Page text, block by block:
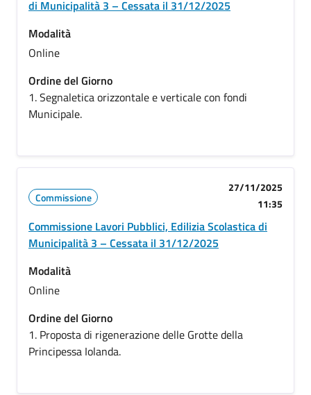
di Municipalità 3 – Cessata il 31/12/2025
Modalità
Online
Ordine del Giorno
1. Segnaletica orizzontale e verticale con fondi
Municipale.
Commissione
27/11/2025
11:35
Commissione Lavori Pubblici, Edilizia Scolastica di
Municipalità 3 – Cessata il 31/12/2025
Modalità
Online
Ordine del Giorno
1. Proposta di rigenerazione delle Grotte della
Principessa Iolanda.